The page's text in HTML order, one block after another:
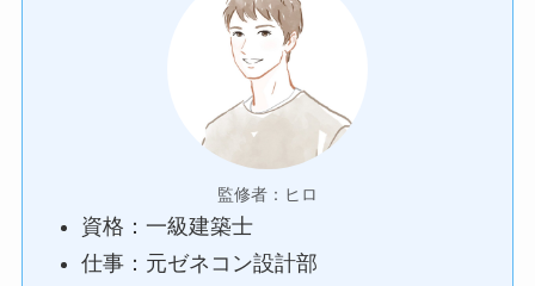
監修者：ヒロ
資格：一級建築士
仕事：元ゼネコン設計部